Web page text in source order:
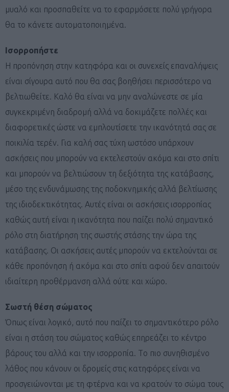
μυαλό και προσπαθείτε να το εφαρμόσετε πολύ γρήγορα
θα το κάνετε αυτοματοποιημένα.
Ισορροπήστε
Η προπόνηση στην κατηφόρα και οι συνεχείς επαναλήψεις
είναι σίγουρα αυτό που θα σας βοηθήσει περισσότερο να
βελτιωθείτε. Καλό θα είναι να μην αναλώνεστε σε μία
συγκεκριμένη διαδρομή αλλά να δοκιμάζετε πολλές και
διαφορετικές ώστε να εμπλουτίσετε την ικανότητά σας σε
ποικιλία τερέν. Για καλή σας τύχη ωστόσο υπάρχουν
ασκήσεις που μπορούν να εκτελεστούν ακόμα και στο σπίτι
και μπορούν να βελτιώσουν τη δεξιότητα της κατάβασης,
μέσο της ενδυνάμωσης της ποδοκνημικής αλλά βελτίωσης
της ιδιοδεκτικότητας. Αυτές είναι οι ασκήσεις ισορροπίας
καθώς αυτή είναι η ικανότητα που παίζει πολύ σημαντικό
ρόλο στη διατήρηση της σωστής στάσης την ώρα της
κατάβασης. Οι ασκήσεις αυτές μπορούν να εκτελούνται σε
κάθε προπόνηση ή ακόμα και στο σπίτι αφού δεν απαιτούν
ιδιαίτερη προθέρμανση αλλά ούτε και χώρο.
Σωστή θέση σώματος
Όπως είναι λογικό, αυτό που παίζει το σημαντικότερο ρόλο
είναι η στάση του σώματος καθώς επηρεάζει το κέντρο
βάρους του αλλά και την ισορροπία. Τo πιο συνηθισμένο
λάθος που κάνουν οι δρομείς στις κατηφόρες είναι να
προσγειώνονται με τη φτέρνα και να κρατούν το σώμα τους